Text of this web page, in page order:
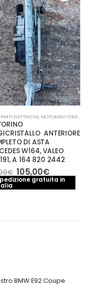
ELETTRICHE, MOTORINO TERGICRISTALLI
ANTERIORE
DI ASTA
W164, VALEO
A 164 820 2442
€ Il
prezzo
originale
105,00€Il
prezzo
attuale
gratuita in
BMW E92 Coupe